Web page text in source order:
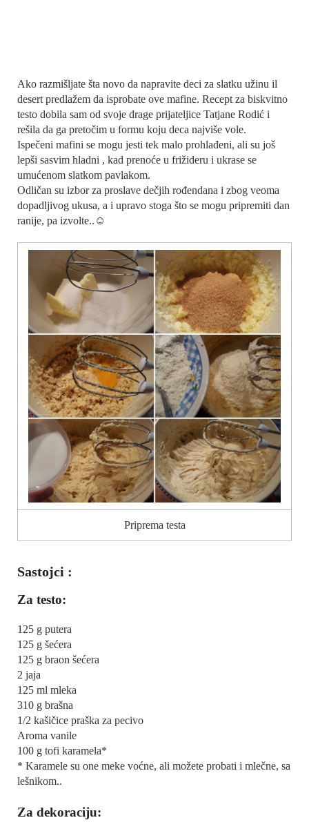
Ako razmišljate šta novo da napravite deci za slatku užinu il
desert predlažem da isprobate ove mafine. Recept za biskvitno
testo dobila sam od svoje drage prijateljice Tatjane Rodić i
rešila da ga pretočim u formu koju deca najviše vole.
Ispečeni mafini se mogu jesti tek malo prohlađeni, ali su još
lepši sasvim hladni , kad prenoće u frižideru i ukrase se
umućenom slatkom pavlakom.
Odličan su izbor za proslave dečjih rođendana i zbog veoma
dopadljivog ukusa, a i upravo stoga što se mogu pripremiti dan
ranije, pa izvolte..☺
Priprema testa
Sastojci :
Za testo:
125 g putera
125 g šećera
125 g braon šećera
2 jaja
125 ml mleka
310 g brašna
1/2 kašičice praška za pecivo
Aroma vanile
100 g tofi karamela*
* Karamele su one meke voćne, ali možete probati i mlečne, sa
lešnikom..
Za dekoraciju: